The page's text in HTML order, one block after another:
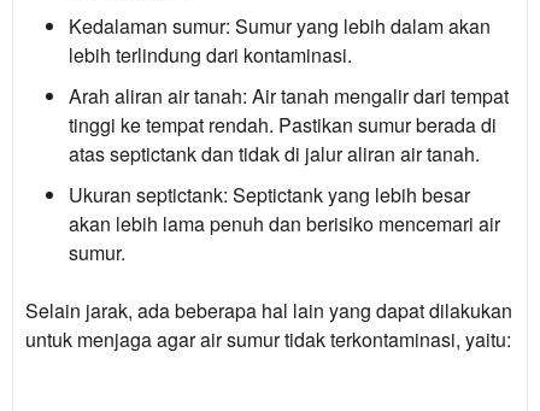
Kedalaman sumur: Sumur yang lebih dalam akan
lebih terlindung dari kontaminasi.
Arah aliran air tanah: Air tanah mengalir dari tempat
tinggi ke tempat rendah. Pastikan sumur berada di
atas septictank dan tidak di jalur aliran air tanah.
Ukuran septictank: Septictank yang lebih besar
akan lebih lama penuh dan berisiko mencemari air
sumur.
Selain jarak, ada beberapa hal lain yang dapat dilakukan
untuk menjaga agar air sumur tidak terkontaminasi, yaitu: